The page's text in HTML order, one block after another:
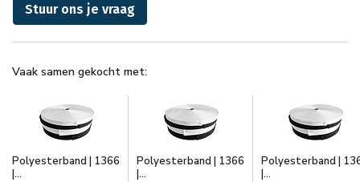
Stuur ons je vraag
Vaak samen gekocht met:
Polyesterband | 1366
|...
Polyesterband | 1366
|...
Polyesterband |
|...